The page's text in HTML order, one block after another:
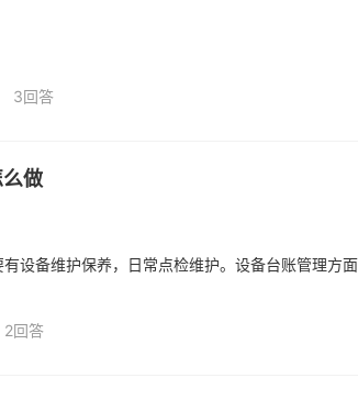
3回答
做
设备维护保养，日常点检维护。设备台账管理方
2回答